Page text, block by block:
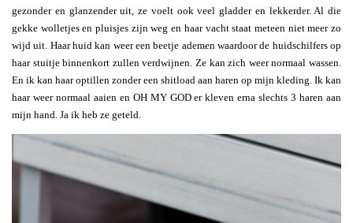
gezonder en glanzender uit, ze voelt ook veel gladder en lekkerder. Al die
gekke wolletjes en pluisjes zijn weg en haar vacht staat meteen niet meer zo
wijd uit. Haar huid kan weer een beetje ademen waardoor de huidschilfers op
haar stuitje binnenkort zullen verdwijnen. Ze kan zich weer normaal wassen.
En ik kan haar optillen zonder een shitload aan haren op mijn kleding. Ik kan
haar weer normaal aaien en OH MY GOD er kleven erna slechts 3 haren aan
mijn hand. Ja ik heb ze geteld.